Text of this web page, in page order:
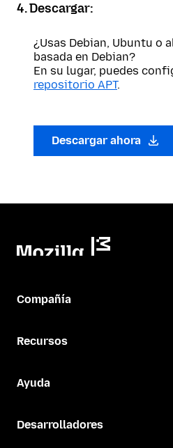
4. Descargar:
¿Usas Debian, Ubuntu o
basada en Debian?
En su lugar, puedes
repositorio APT.
Descargar ahora
Compañía
Recursos
Ayuda
Desarrolladores